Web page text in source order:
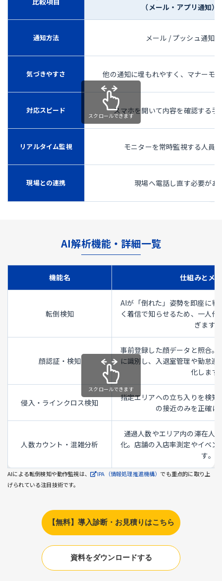
（メール・アプリ通知）
通知方法 メール / プッシュ通知
気づきやすさ 他の通知に埋もれやすく、マナーモ
対応スピード スマホを開いて内容を確認する手
リアルタイム監視 モニターを常時監視する人員
現場との連携 現場へ電話し直す必要があ
AI解析機能・詳細一覧
機能名 仕組みとメ
転倒検知
AIが「倒れた」姿勢を即座に判
く着信で知らせるため、一人
ぎます。
顔認証・検知
事前登録した顔データと照合
に識別し、入退室管理や勤怠
化します
侵入・ラインクロス検知
指定エリアへの立ち入りを検
の接近のみを正確に
人数カウント・混雑分析
通過人数やエリア内の滞在人
化。店舗の入店率測定やイベ
す。
AIによる転倒検知や動作監視は、 IPA（情報処理推進機構） でも重点的に取り上
げられている注目技術です。
【無料】導入診断・お見積りはこちら
資料をダウンロードする